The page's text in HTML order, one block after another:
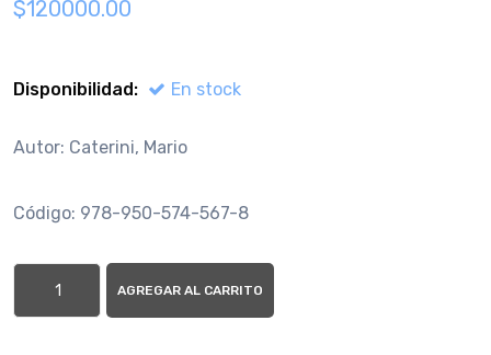
$120000.00
Disponibilidad: En stock
Autor: Caterini, Mario
Código: 978-950-574-567-8
AGREGAR AL CARRITO